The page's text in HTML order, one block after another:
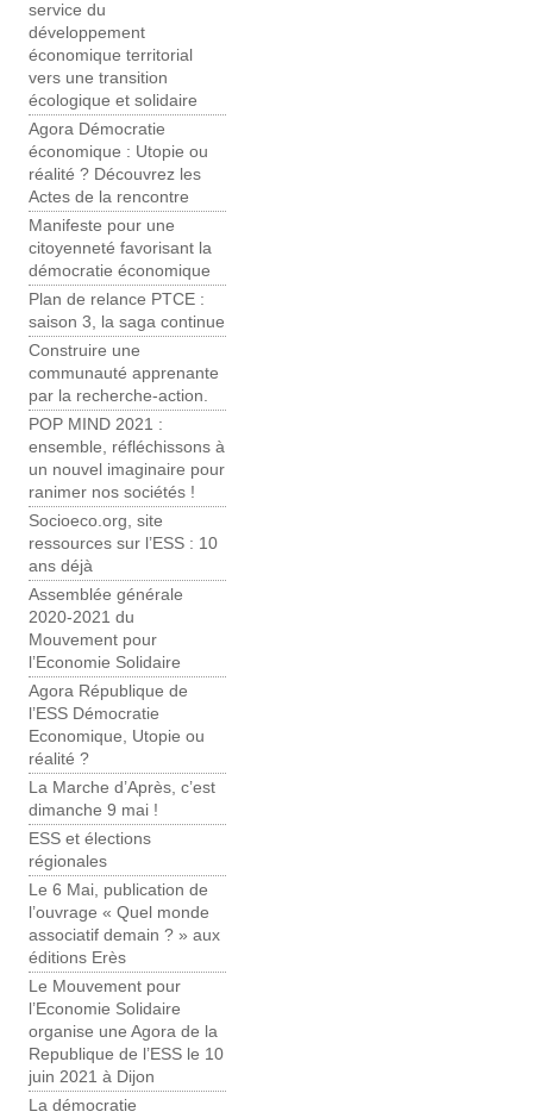
service du
développement
économique territorial
vers une transition
écologique et solidaire
Agora Démocratie
économique : Utopie ou
réalité ? Découvrez les
Actes de la rencontre
Manifeste pour une
citoyenneté favorisant la
démocratie économique
Plan de relance PTCE :
saison 3, la saga continue
Construire une
communauté apprenante
par la recherche-action.
POP MIND 2021 :
ensemble, réfléchissons à
un nouvel imaginaire pour
ranimer nos sociétés !
Socioeco.org, site
ressources sur l’ESS : 10
ans déjà
Assemblée générale
2020-2021 du
Mouvement pour
l’Economie Solidaire
Agora République de
l’ESS Démocratie
Economique, Utopie ou
réalité ?
La Marche d’Après, c’est
dimanche 9 mai !
ESS et élections
régionales
Le 6 Mai, publication de
l’ouvrage « Quel monde
associatif demain ? » aux
éditions Erès
Le Mouvement pour
l’Economie Solidaire
organise une Agora de la
Republique de l’ESS le 10
juin 2021 à Dijon
La démocratie